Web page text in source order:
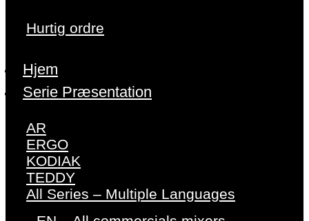
Hurtig ordre
Hjem
Serie Præsentation
AR
ERGO
KODIAK
TEDDY
All Series – Multiple Languages